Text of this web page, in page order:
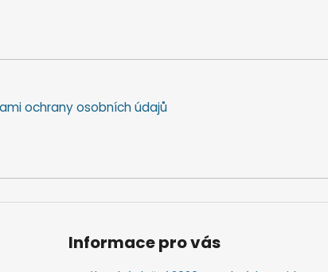
ochrany osobních údajů
Informace pro vás